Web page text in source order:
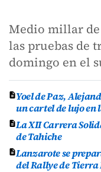
Medio millar
las pruebas de
domingo en el
Yoel de Paz,
un cartel de lujo en
La XII Carrera
de Tahiche
Lanzarote se
del Rallye de Tierra